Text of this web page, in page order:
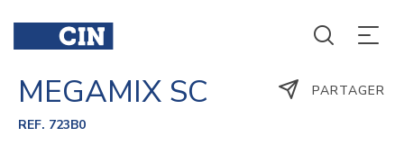
MEGAMIX SC
REF. 723B0
PARTAGER